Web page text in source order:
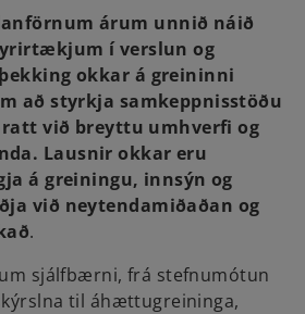
árum unnið náið
í verslun og
okkar á greininni
að styrkja samkeppnisstöðu
við breyttu umhverfi og
Lausnir okkar eru
á greiningu, innsýn og
við neytendamiðaðan og
.
sjálfbærni, frá stefnumótun
til áhættugreininga,